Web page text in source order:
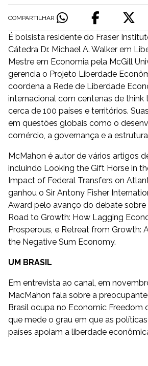
COMPARTILHAR
É bolsista residente do Fraser
Cátedra Dr. Michael A. Walker em
Mestre em Economia pela McGill
gerencia o Projeto Liberdade
coordena a Rede de Liberdade
internacional com centenas de think
cerca de 100 países e territórios.
em questões globais como o
comércio, a governança e a
McMahon é autor de vários artigos
incluindo Looking the Gift Horse in
Impact of Federal Transfers on
ganhou o Sir Antony Fisher
Award pelo avanço do debate
Road to Growth: How Lagging
Prosperous, e Retreat from Growth:
the Negative Sum Economy.
UM BRASIL
Em entrevista ao canal, em
MacMahon fala sobre a
Brasil ocupa no Economic Freedom
que mede o grau em que as
países apoiam a liberdade